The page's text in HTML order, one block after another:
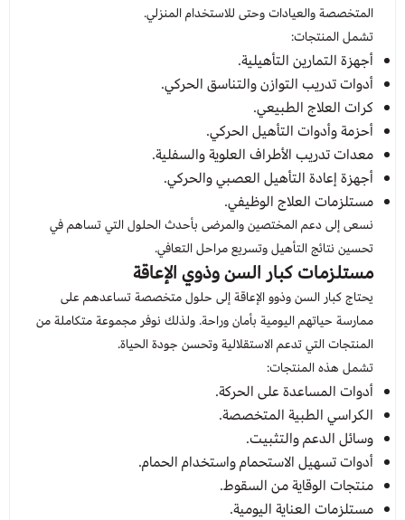
المتخصصة والعيادات وحتى للاستخدام المنزلي.
تشمل المنتجات:
أجهزة التمارين التأهيلية.
أدوات تدريب التوازن والتناسق الحركي.
كرات العلاج الطبيعي.
أحزمة وأدوات التأهيل الحركي.
معدات تدريب الأطراف العلوية والسفلية.
أجهزة إعادة التأهيل العصبي والحركي.
مستلزمات العلاج الوظيفي.
نسعى إلى دعم المختصين والمرضى بأحدث الحلول التي تساهم في
تحسين نتائج التأهيل وتسريع مراحل التعافي.
مستلزمات كبار السن وذوي الإعاقة
يحتاج كبار السن وذوو الإعاقة إلى حلول متخصصة تساعدهم على
ممارسة حياتهم اليومية بأمان وراحة. ولذلك نوفر مجموعة متكاملة من
المنتجات التي تدعم الاستقلالية وتحسن جودة الحياة.
تشمل هذه المنتجات:
أدوات المساعدة على الحركة.
الكراسي الطبية المتخصصة.
وسائل الدعم والتثبيت.
أدوات تسهيل الاستحمام واستخدام الحمام.
منتجات الوقاية من السقوط.
مستلزمات العناية اليومية.